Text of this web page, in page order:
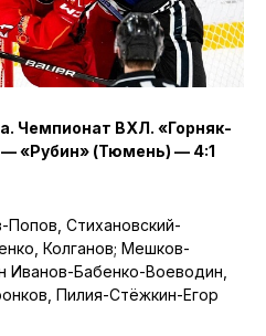
Чемпионат ВХЛ. «Горняк-
«Рубин» (Тюмень) — 4:1
Попов, Стихановский-
Колганов; Мешков-
Бабенко-Воеводин,
Пилия-Стёжкин-Егор